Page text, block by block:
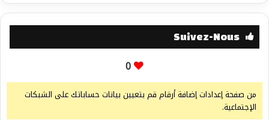
Suivez-Nous
0
من صفحة إعدادات إضافة أرقام قم بتعيين بيانات حساباتك على الشبكات
الإجتماعية.